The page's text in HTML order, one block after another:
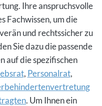
Ihre anspruchsvolle
Fachwissen, um die
und rechtssicher zu
Sie dazu die passende
auf die spezifischen
, Personalrat,
. Um Ihnen ein